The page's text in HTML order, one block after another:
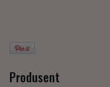
Produsent